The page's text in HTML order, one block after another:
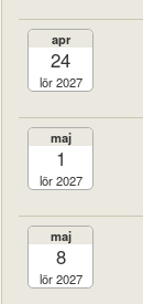
apr
24
lör 2027
maj
1
lör 2027
maj
8
lör 2027